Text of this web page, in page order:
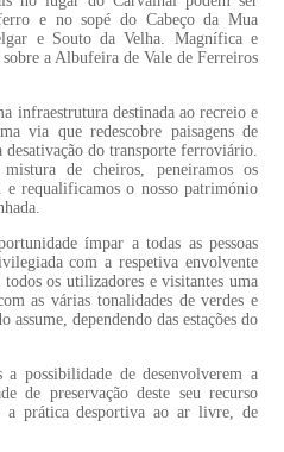
e no sopé do Cabeço da Mua
e Souto da Velha. Magnífica e
a Albufeira de Vale de Ferreiros
infraestrutura destinada ao recreio e
via que redescobre paisagens de
desativação do transporte ferroviário.
de cheiros, peneiramos os
e requalificamos o nosso património
ímpar a todas as pessoas
com a respetiva envolvente
os utilizadores e visitantes uma
as várias tonalidades de verdes e
assume, dependendo das estações do
possibilidade de desenvolverem a
de preservação deste seu recurso
a prática desportiva ao ar livre, de